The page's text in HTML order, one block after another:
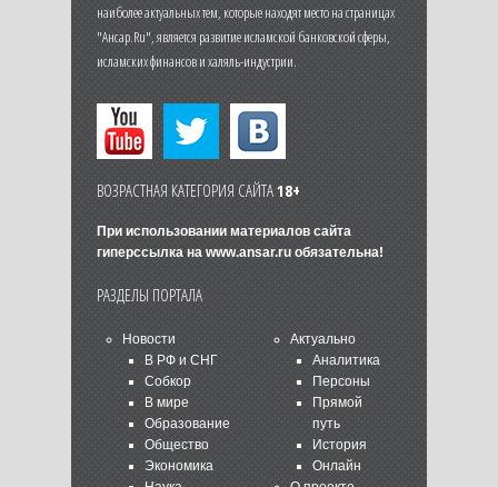
наиболее актуальных тем, которые находят место на страницах
"Ансар.Ru", является развитие исламской банковской сферы,
исламских финансов и халяль-индустрии.
ВОЗРАСТНАЯ КАТЕГОРИЯ САЙТА18+
При использовании материалов сайта
гиперссылка на www.ansar.ruобязательна!
РАЗДЕЛЫ ПОРТАЛА
Новости
В РФ и СНГ
Собкор
В мире
Образование
Общество
Экономика
Актуально
Аналитика
Персоны
Прямой
путь
История
Онлайн